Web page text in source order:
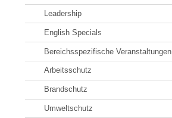
Leadership
English Specials
Bereichsspezifische Veranstaltungen
Arbeitsschutz
Brandschutz
Umweltschutz